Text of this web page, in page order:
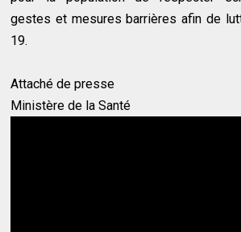
gestes et mesures barrières afin de
19.
Attaché de presse
Ministère de la Santé